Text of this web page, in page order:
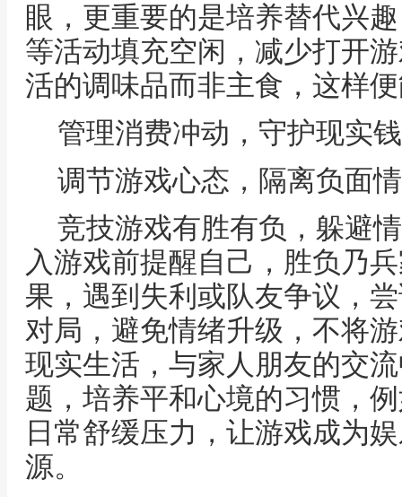
眼，更重要的是培养替代兴
等活动填充空闲，减少打开
活的调味品而非主食，这样
管理消费冲动，守护现实
调节游戏心态，隔离负面
竞技游戏有胜有负，躲避
入游戏前提醒自己，胜负乃
果，遇到失利或队友争议，
对局，避免情绪升级，不将
现实生活，与家人朋友的交
题，培养平和心境的习惯，
日常舒缓压力，让游戏成为
源。